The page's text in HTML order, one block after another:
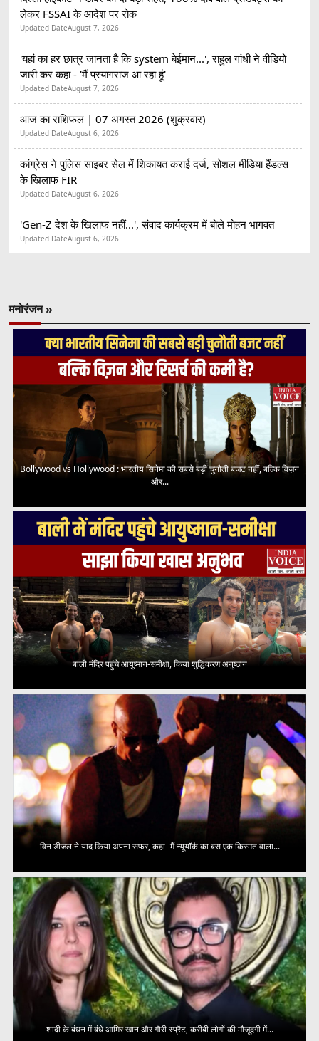
लेकर FSSAI के आदेश पर रोक
Updated DateAugust 7, 2026
'यहां का हर छात्र जानता है कि system बेईमान...', राहुल गांधी ने वीडियो
जारी कर कहा - 'मैं प्रयागराज आ रहा हूं'
Updated DateAugust 7, 2026
आज का राशिफल | 07 अगस्त 2026 (शुक्रवार)
Updated DateAugust 6, 2026
कांग्रेस ने पुलिस साइबर सेल में शिकायत कराई दर्ज, सोशल मीडिया हैंडल्स
के खिलाफ FIR
Updated DateAugust 6, 2026
'Gen-Z देश के खिलाफ नहीं...', संवाद कार्यक्रम में बोले मोहन भागवत
Updated DateAugust 6, 2026
मनोरंजन »
Bollywood vs Hollywood : भारतीय सिनेमा की सबसे बड़ी चुनौती बजट नहीं, बल्कि विज़न
और...
बाली मंदिर पहुंचे आयुष्मान-समीक्षा, किया शुद्धिकरण अनुष्ठान
विन डीजल ने याद किया अपना सफर, कहा- मैं न्यूयॉर्क का बस एक किस्मत वाला...
शादी के बंधन में बंधे आमिर खान और गौरी स्प्रैट, करीबी लोगों की मौजूदगी में...